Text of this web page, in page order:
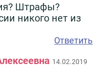
Штрафы?
никого нет из
Ответить
14.02.2019